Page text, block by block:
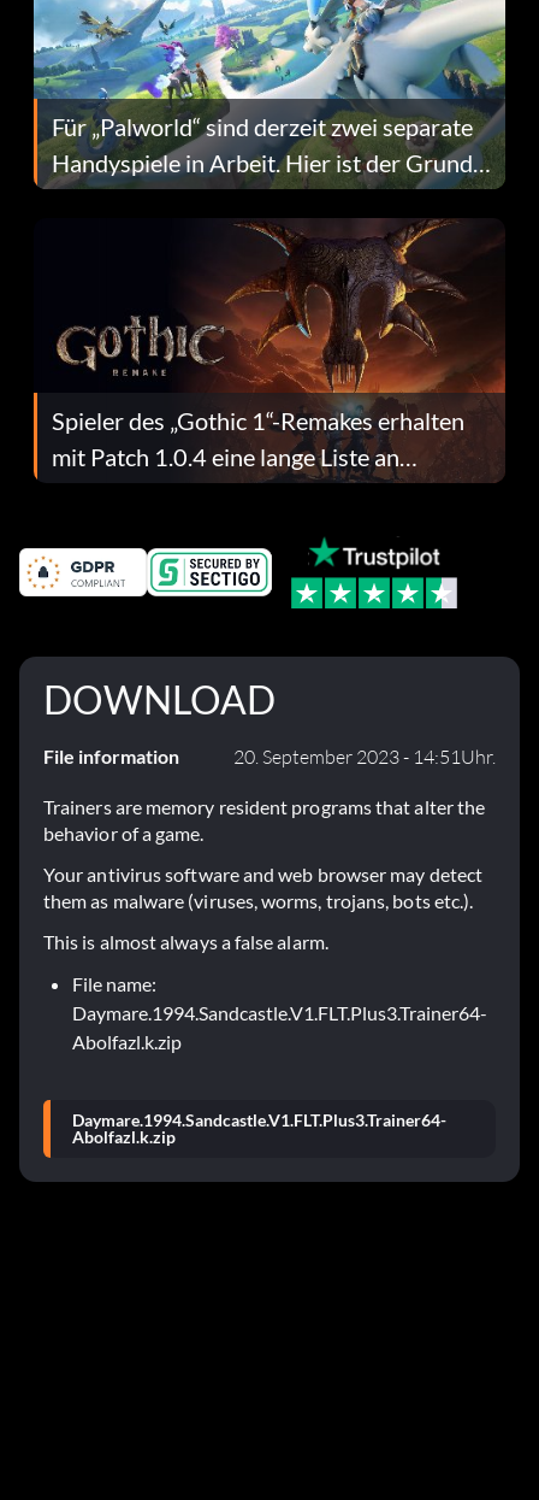
Für „Palworld“ sind derzeit zwei separate
Handyspiele in Arbeit. Hier ist der Grund
dafür.
Spieler des „Gothic 1“-Remakes erhalten
mit Patch 1.0.4 eine lange Liste an
Fehlerbehebungen
DOWNLOAD
File information 20. September 2023 - 14:51Uhr.
Trainers are memory resident programs that alter the
behavior of a game.
Your antivirus software and web browser may detect
them as malware (viruses, worms, trojans, bots etc.).
This is almost always a false alarm.
File name:
Daymare.1994.Sandcastle.V1.FLT.Plus3.Trainer64-
Abolfazl.k.zip
Daymare.1994.Sandcastle.V1.FLT.Plus3.Trainer64-
Abolfazl.k.zip